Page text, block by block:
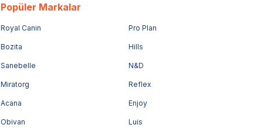
Popüler Markalar
Royal Canin Pro Plan
Bozita Hills
Sanebelle N&D
Miratorg Reflex
Acana Enjoy
Obivan Luis